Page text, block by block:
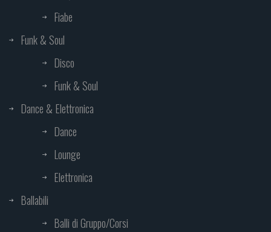
Fiabe
Funk & Soul
Disco
Funk & Soul
Dance & Elettronica
Dance
Lounge
Elettronica
Ballabili
Balli di Gruppo/Corsi